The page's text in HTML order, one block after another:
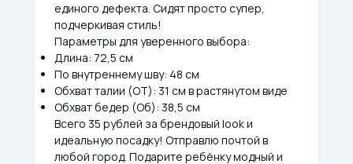
единого дефекта. Сидят просто супер,
подчеркивая стиль!
Параметры для уверенного выбора:
Длина: 72,5 см
По внутреннему шву: 48 см
Обхват талии (ОТ): 31 см в растянутом виде
Обхват бедер (Об): 38,5 см
Всего 35 рублей за брендовый look и
идеальную посадку! Отправлю почтой в
любой город. Подарите ребёнку модный и